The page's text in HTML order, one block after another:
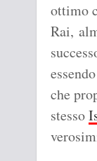
ottimo
Rai,
che
stesso